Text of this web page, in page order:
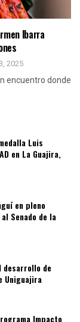
Ibarra
2025
encuentro donde
Luis
en La Guajira,
en pleno
Senado de la
desarrollo de
Uniguajira
Impacto